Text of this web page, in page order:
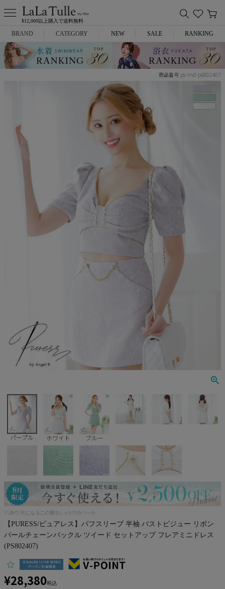
¥12,000以上購入で送料無料
BRAND
Anella
Glossy
ANGEL R
GLAMOROUS
IRMA
JENNNY
COMEX
CATEGORY
ミニドレス
キャバヒール
NEW SALE RANKING
商品番号 ps-md-ps802407
パープル ホワイト ブルー
XSあり!気になる二の腕をしっかりカバー☆
【PURESS/ピュアレス】パフスリーブ 半袖 バストビジュー リボン
パールチェーンバックル ツイード セットアップ フレアミニドレス
(PS802407)
¥28,380税込